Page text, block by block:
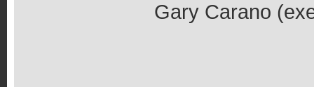
Gary Carano